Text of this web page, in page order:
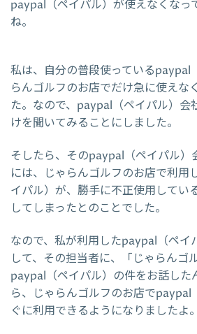
paypal（ペイパル）が使えなくなっ
ね。
私は、自分の普段使っているpaypal
らんゴルフのお店でだけ急に使えな
た。なので、paypal（ペイパル）会
けを聞いてみることにしました。
そしたら、そのpaypal（ペイパル）
には、じゃらんゴルフのお店で利用
イパル）が、勝手に不正使用してい
してしまったとのことでした。
なので、私が利用したpaypal（ペイ
して、その担当者に、「じゃらんゴ
paypal（ペイパル）の件をお話した
ら、じゃらんゴルフのお店でpaypal
ぐに利用できるようになりましたよ。